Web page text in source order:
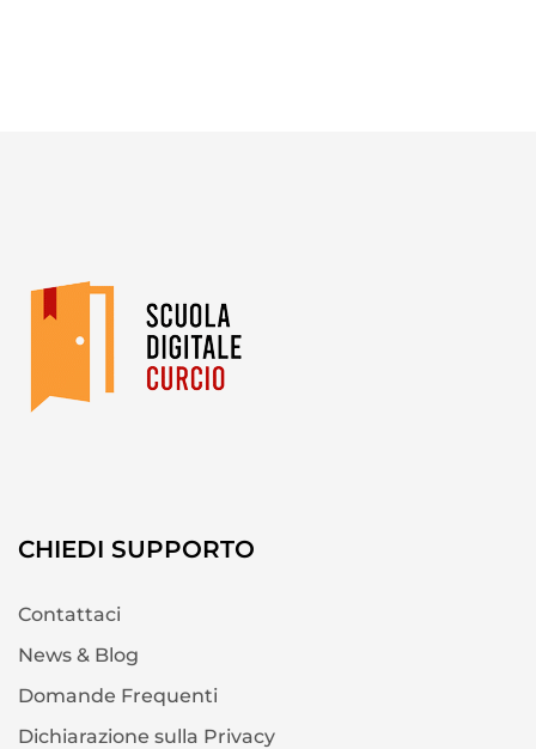
CHIEDI SUPPORTO
Contattaci
News & Blog
Domande Frequenti
Dichiarazione sulla Privacy